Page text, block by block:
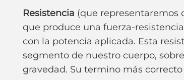
Resistencia (que representaremos
que produce una fuerza-
con la potencia aplicada. Esta
segmento de nuestro cuerpo,
gravedad. Su termino más correcto